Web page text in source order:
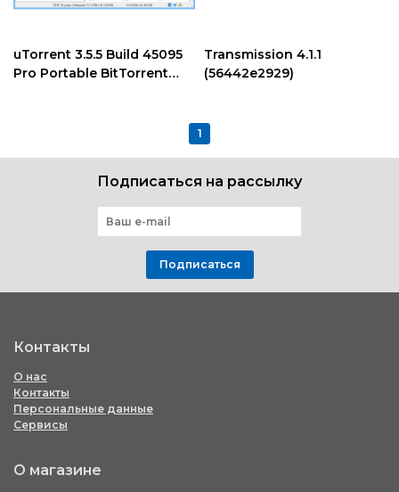
uTorrent 3.5.5 Build 45095
Pro Portable BitTorrent
Transmission 4.1.1
(56442e2929)
1
Подписаться на рассылку
Подписаться
Контакты
О нас
Контакты
Персональные данные
Сервисы
О магазине